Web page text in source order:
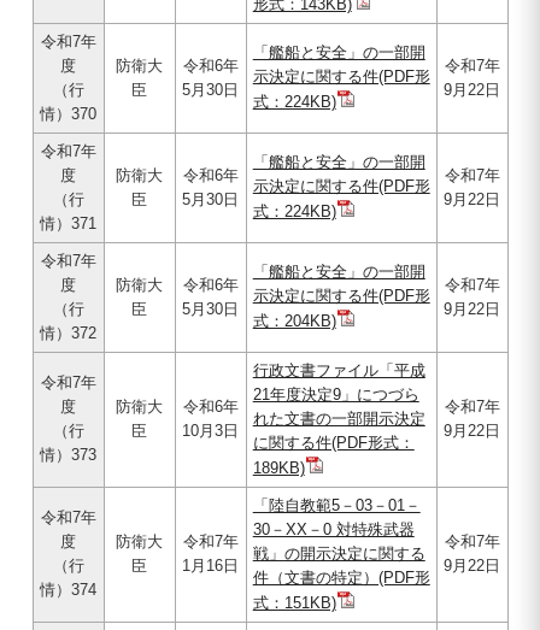
形式：143KB)
令和7年
度
（行
情）370
防衛大
臣
令和6年
5月30日
「艦船と安全」の一部開
示決定に関する件(PDF形
式：224KB)
令和7年
9月22日
令和7年
度
（行
情）371
防衛大
臣
令和6年
5月30日
「艦船と安全」の一部開
示決定に関する件(PDF形
式：224KB)
令和7年
9月22日
令和7年
度
（行
情）372
防衛大
臣
令和6年
5月30日
「艦船と安全」の一部開
示決定に関する件(PDF形
式：204KB)
令和7年
9月22日
令和7年
度
（行
情）373
防衛大
臣
令和6年
10月3日
行政文書ファイル「平成
21年度決定9」につづら
れた文書の一部開示決定
に関する件(PDF形式：
189KB)
令和7年
9月22日
令和7年
度
（行
情）374
防衛大
臣
令和7年
1月16日
「陸自教範5－03－01－
30－XX－0 対特殊武器
戦」の開示決定に関する
件（文書の特定）(PDF形
式：151KB)
令和7年
9月22日